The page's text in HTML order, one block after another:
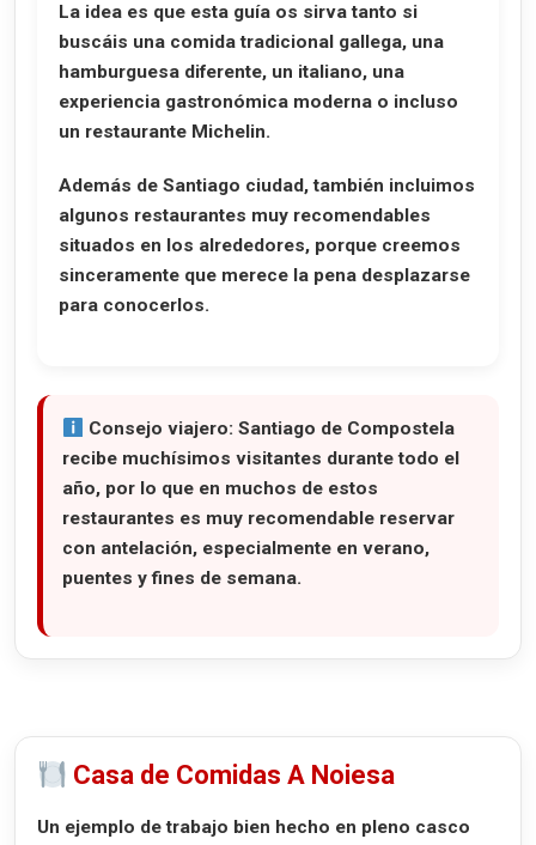
La idea es que esta guía os sirva tanto si
buscáis una comida tradicional gallega, una
hamburguesa diferente, un italiano, una
experiencia gastronómica moderna o incluso
un restaurante Michelin.
Además de Santiago ciudad, también incluimos
algunos restaurantes muy recomendables
situados en los alrededores, porque creemos
sinceramente que merece la pena desplazarse
para conocerlos.
Consejo viajero: Santiago de Compostela
recibe muchísimos visitantes durante todo el
año, por lo que en muchos de estos
restaurantes es muy recomendable reservar
con antelación, especialmente en verano,
puentes y fines de semana.
Casa de Comidas A Noiesa
Un ejemplo de trabajo bien hecho en pleno casco